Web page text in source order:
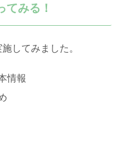
みる！
してみました。
情報